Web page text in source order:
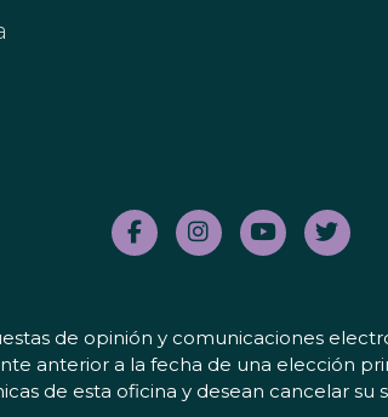
de opinión y comunicaciones
anterior a la fecha de una elección
de esta oficina y desean cancelar su